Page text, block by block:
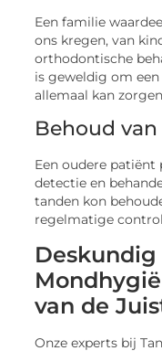
Een familie
ons kregen, van
orthodontische
is geweldig om
allemaal kan
Behoud
Een oudere patiënt
detectie en
tanden kon
regelmatige
van de
Onze experts bij